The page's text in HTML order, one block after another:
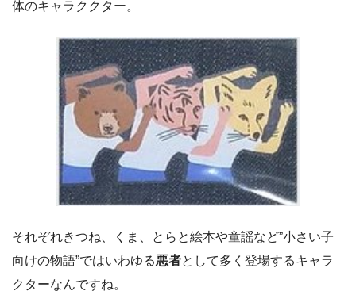
体のキャラククター。
それぞれきつね、くま、とらと絵本や童謡など”小さい子
向けの物語”ではいわゆる悪者として多く登場するキャラ
クターなんですね。